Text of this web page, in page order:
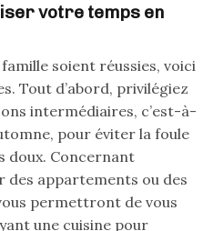
votre temps en
soient réussies, voici
Tout d’abord, privilégiez
intermédiaires, c’est-à-
pour éviter la foule
doux. Concernant
des appartements ou des
permettront de vous
une cuisine pour